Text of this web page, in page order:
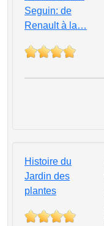
Seguin: de
Renault à la…
Histoire du
Jardin des
plantes